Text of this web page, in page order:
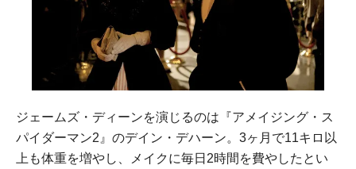
ジェームズ・ディーンを演じるのは『アメイジング・ス
パイダーマン2』のデイン・デハーン。3ヶ月で11キロ以
上も体重を増やし、メイクに毎日2時間を費やしたとい